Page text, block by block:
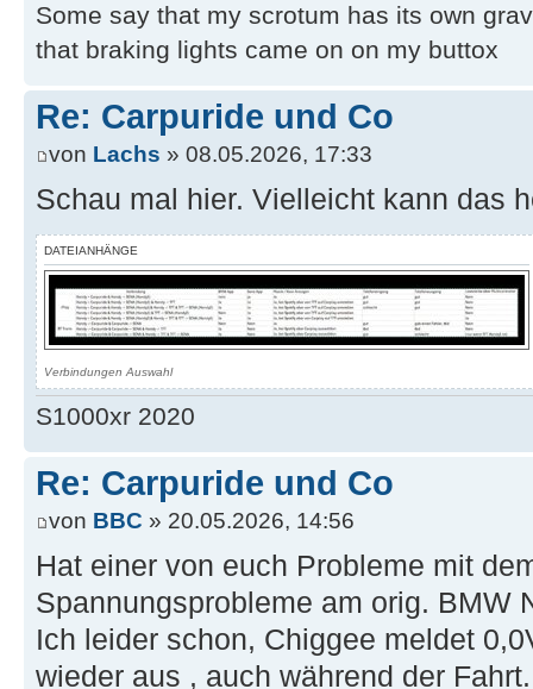
Some say that my scrotum has its own
that braking lights came on on my buttox
Re: Carpuride und Co
von Lachs » 08.05.2026, 17:33
Schau mal hier. Vielleicht kann das
DATEIANHÄNGE
Verbindungen Auswahl
S1000xr 2020
Re: Carpuride und Co
von BBC » 20.05.2026, 14:56
Hat einer von euch Probleme mit
Spannungsprobleme am orig. BMW
Ich leider schon, Chiggee meldet
wieder aus , auch während der Fahrt.